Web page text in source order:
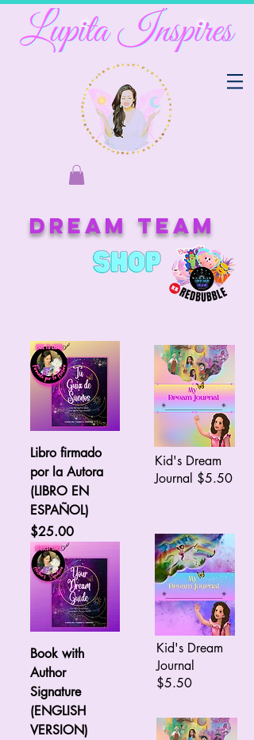
Dream Team
Libro firmado
por la Autora
(LIBRO EN
ESPAÑOL)
Price
$25.00
Book with
Author
Signature
(ENGLISH
VERSION)
Kid's Dream
Journal $5.50
Kid's Dream
Journal
$5.50